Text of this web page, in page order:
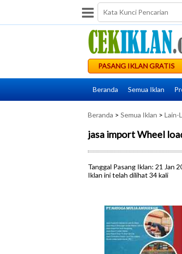
PASANG IKLAN GRATIS
Beranda Semua Iklan
Beranda > Semua Iklan > Lain-
jasa import Wheel
Tanggal Pasang Iklan: 21 Jan
Iklan ini telah dilihat 34 kali